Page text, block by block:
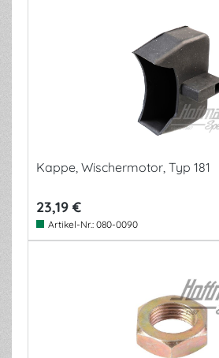
Kappe, Wischermotor, Typ 181
23,19 €
Artikel-Nr.: 080-0090